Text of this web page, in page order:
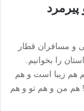
و مسافران قطار
را بخوانیم.
هم زیبا است و هم
هم من و هم تو و هم